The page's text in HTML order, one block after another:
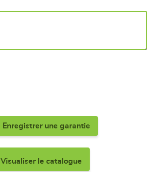
Enregistrer une garantie
Visualiser le catalogue